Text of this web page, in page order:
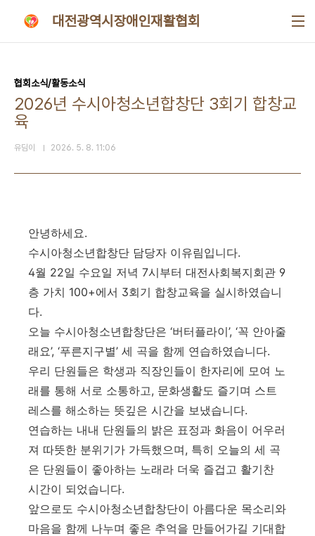
대전광역시장애인재활협회
협회소식/활동소식
2026년 수시아청소년합창단 3회기 합창교
육
유딤이 2026. 5. 8. 11:06
안녕하세요.
수시아청소년합창단 담당자 이유림입니다.
4월 22일 수요일 저녁 7시부터 대전사회복지회관 9
층 가치 100+에서 3회기 합창교육을 실시하였습니
다.
오늘 수시아청소년합창단은 ‘버터플라이’, ‘꼭 안아줄
래요’, ‘푸른지구별’ 세 곡을 함께 연습하였습니다.
우리 단원들은 학생과 직장인들이 한자리에 모여 노
래를 통해 서로 소통하고, 문화생활도 즐기며 스트
레스를 해소하는 뜻깊은 시간을 보냈습니다.
연습하는 내내 단원들의 밝은 표정과 화음이 어우러
져 따뜻한 분위기가 가득했으며, 특히 오늘의 세 곡
은 단원들이 좋아하는 노래라 더욱 즐겁고 활기찬
시간이 되었습니다.
앞으로도 수시아청소년합창단이 아름다운 목소리와
마음을 함께 나누며 좋은 추억을 만들어가길 기대합